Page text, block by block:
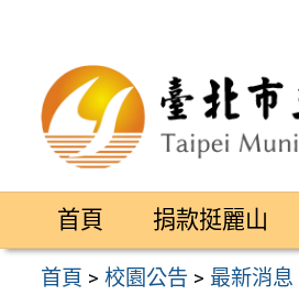
區
首頁 捐款挺麗山
首頁 >校園公告 > 最新消息